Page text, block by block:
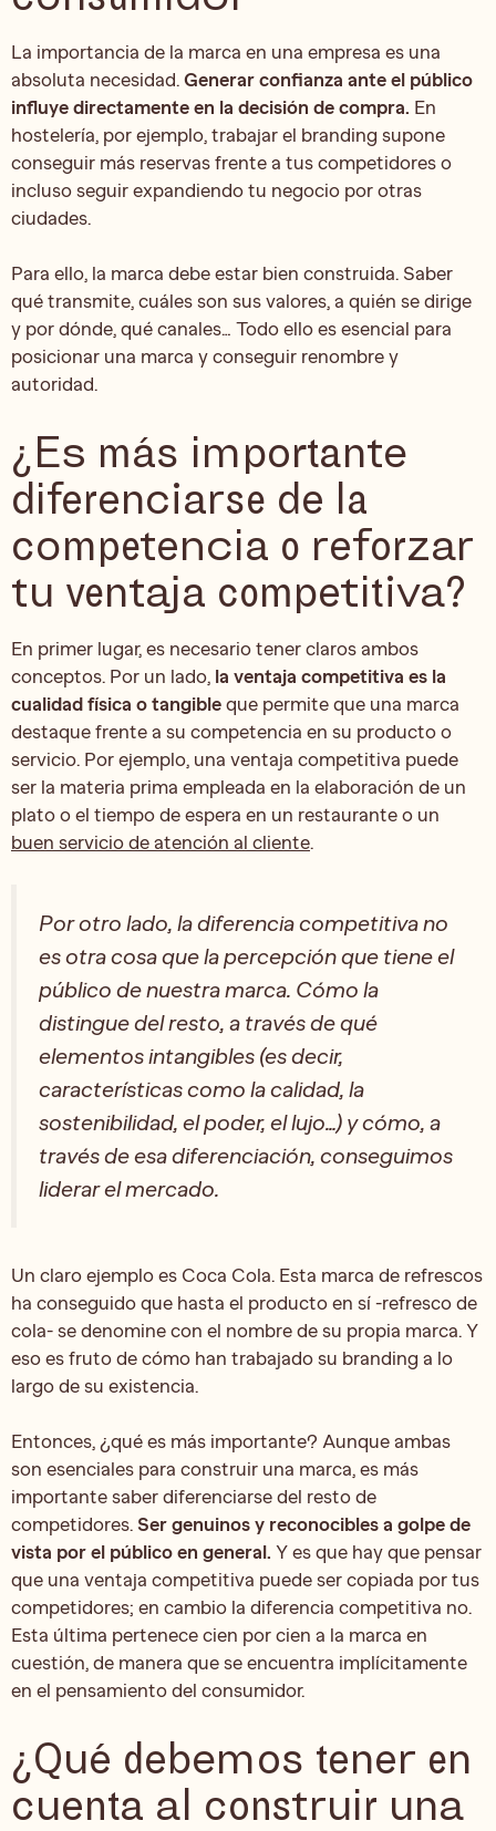
La importancia de la marca en una empresa es una
absoluta necesidad. Generar confianza ante el público
influye directamente en la decisión de compra. En
hostelería, por ejemplo, trabajar el branding supone
conseguir más reservas frente a tus competidores o
incluso seguir expandiendo tu negocio por otras
ciudades.
Para ello, la marca debe estar bien construida. Saber
qué transmite, cuáles son sus valores, a quién se dirige
y por dónde, qué canales… Todo ello es esencial para
posicionar una marca y conseguir renombre y
autoridad.
¿Es más importante
diferenciarse de la
competencia o reforzar
tu ventaja competitiva?
En primer lugar, es necesario tener claros ambos
conceptos. Por un lado, la ventaja competitiva es la
cualidad física o tangible que permite que una marca
destaque frente a su competencia en su producto o
servicio. Por ejemplo, una ventaja competitiva puede
ser la materia prima empleada en la elaboración de un
plato o el tiempo de espera en un restaurante o un
buen servicio de atención al cliente.
Por otro lado, la diferencia competitiva no
es otra cosa que la percepción que tiene el
público de nuestra marca. Cómo la
distingue del resto, a través de qué
elementos intangibles (es decir,
características como la calidad, la
sostenibilidad, el poder, el lujo…) y cómo, a
través de esa diferenciación, conseguimos
liderar el mercado.
Un claro ejemplo es Coca Cola. Esta marca de refrescos
ha conseguido que hasta el producto en sí -refresco de
cola- se denomine con el nombre de su propia marca. Y
eso es fruto de cómo han trabajado su branding a lo
largo de su existencia.
Entonces, ¿qué es más importante? Aunque ambas
son esenciales para construir una marca, es más
importante saber diferenciarse del resto de
competidores. Ser genuinos y reconocibles a golpe de
vista por el público en general. Y es que hay que pensar
que una ventaja competitiva puede ser copiada por tus
competidores; en cambio la diferencia competitiva no.
Esta última pertenece cien por cien a la marca en
cuestión, de manera que se encuentra implícitamente
en el pensamiento del consumidor.
¿Qué debemos tener en
cuenta al construir una